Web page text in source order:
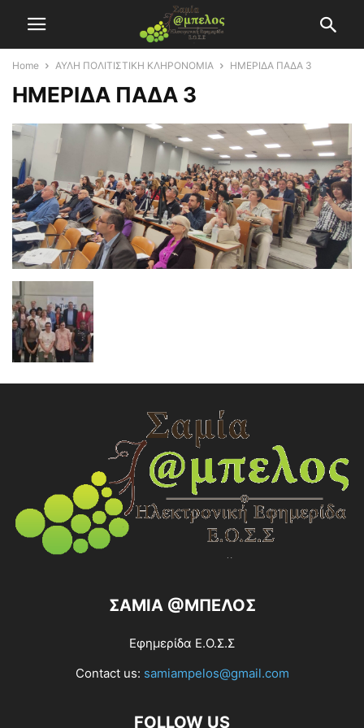
Home ΑΥΛΗ ΠΟΛΙΤΙΣΤΙΚΗ ΚΛΗΡΟΝΟΜΙΑ ΗΜΕΡΙΔΑ ΠΑΔΑ 3
ΗΜΕΡΙΔΑ ΠΑΔΑ 3
ΣΑΜΙΑ @ΜΠΕΛΟΣ
Εφημερίδα Ε.Ο.Σ.Σ
Contact us: samiampelos@gmail.com
FOLLOW US